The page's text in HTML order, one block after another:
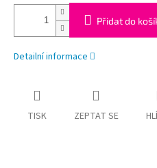
Přidat do
Detailní informace
TISK ZEPTAT SE